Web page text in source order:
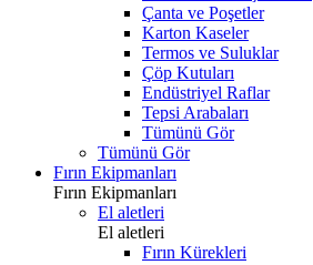
Çanta ve Poşetler
Karton Kaseler
Termos ve Suluklar
Çöp Kutuları
Endüstriyel Raflar
Tepsi Arabaları
Tümünü Gör
Tümünü Gör
Fırın Ekipmanları
Fırın Ekipmanları
El aletleri
El aletleri
Fırın Kürekleri